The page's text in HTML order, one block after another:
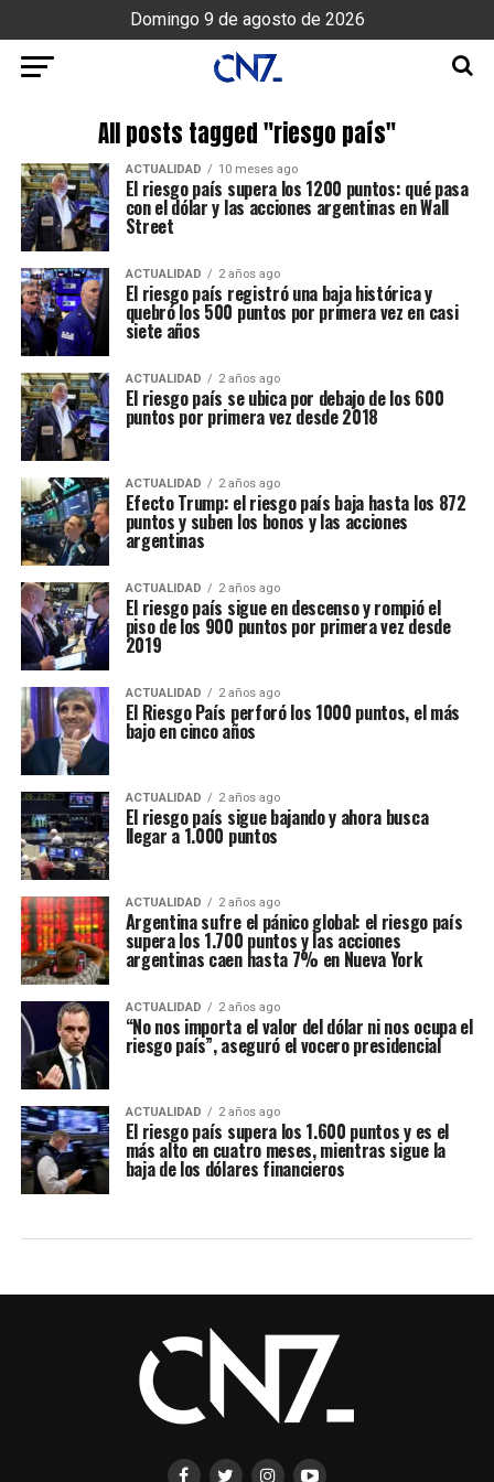
Domingo 9 de agosto de 2026
All posts tagged "riesgo país"
ACTUALIDAD 10 meses ago
El riesgo país supera los 1200 puntos: qué pasa
con el dólar y las acciones argentinas en Wall
Street
ACTUALIDAD 2 años ago
El riesgo país registró una baja histórica y
quebró los 500 puntos por primera vez en casi
siete años
ACTUALIDAD 2 años ago
El riesgo país se ubica por debajo de los 600
puntos por primera vez desde 2018
ACTUALIDAD 2 años ago
Efecto Trump: el riesgo país baja hasta los 872
puntos y suben los bonos y las acciones
argentinas
ACTUALIDAD 2 años ago
El riesgo país sigue en descenso y rompió el
piso de los 900 puntos por primera vez desde
2019
ACTUALIDAD 2 años ago
El Riesgo País perforó los 1000 puntos, el más
bajo en cinco años
ACTUALIDAD 2 años ago
El riesgo país sigue bajando y ahora busca
llegar a 1.000 puntos
ACTUALIDAD 2 años ago
Argentina sufre el pánico global: el riesgo país
supera los 1.700 puntos y las acciones
argentinas caen hasta 7% en Nueva York
ACTUALIDAD 2 años ago
“No nos importa el valor del dólar ni nos ocupa el
riesgo país”, aseguró el vocero presidencial
ACTUALIDAD 2 años ago
El riesgo país supera los 1.600 puntos y es el
más alto en cuatro meses, mientras sigue la
baja de los dólares financieros